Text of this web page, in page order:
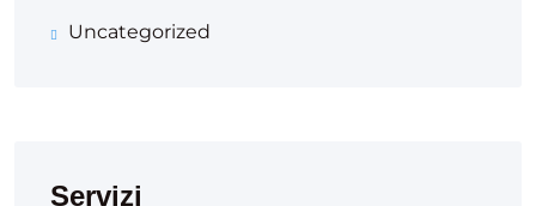
Uncategorized
Servizi